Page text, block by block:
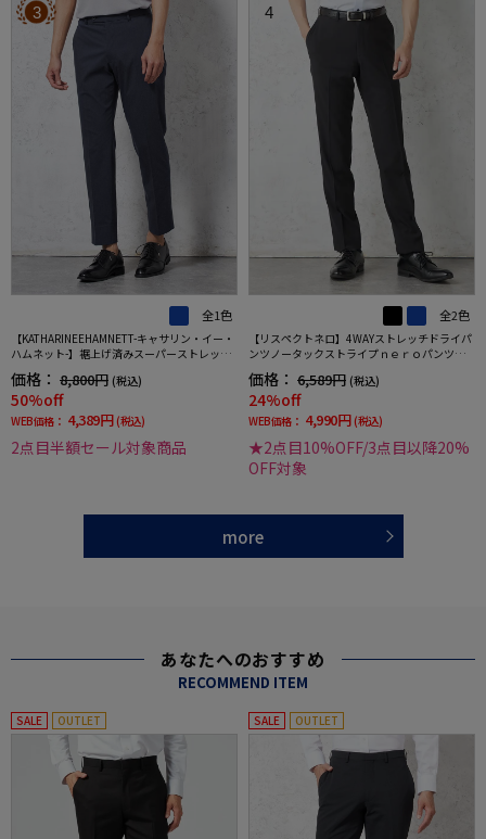
3
全1色
【KATHARINEEHAMNETT-キャサリン・イー・
ハムネット-】裾上げ済みスーパーストレッチ
価格： 8,800円 (税込)
50%off
WEB価格： 4,389円 (税込)
2点目半額セール対象商品
4
全2色
【リスペクトネロ】4WAYストレッチドライパ
ンツノータックストライプｎｅｒｏパンツウ
価格： 6,589円 (税込)
24%off
WEB価格： 4,990円 (税込)
★2点目10%OFF/3点目以降20%
OFF対象
more
あなたへのおすすめ
RECOMMEND ITEM
SALE OUTLET SALE OUTLET